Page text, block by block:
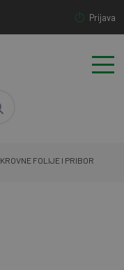
Prijava
KROVNE FOLIJE I PRIBOR